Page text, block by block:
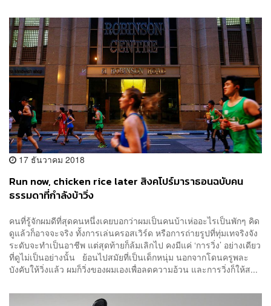
17 ธันวาคม 2018
Run now, chicken rice later สิงคโปร์มาราธอนฉบับคน
ธรรมดาที่กำลังบ้าวิ่ง
คนที่รู้จักผมดีที่สุดคนหนึ่งเคยบอกว่าผมเป็นคนบ้าเห่ออะไรเป็นพักๆ คิด
ดูแล้วก็อาจจะจริง ทั้งการเล่นครอสเวิร์ด หรือการถ่ายรูปที่ทุ่มเทจริงจัง
ระดับจะทำเป็นอาชีพ แต่สุดท้ายก็ล้มเลิกไป คงมีแค่ ‘การวิ่ง’ อย่างเดียว
ที่ดูไม่เป็นอย่างนั้น ย้อนไปสมัยที่เป็นเด็กหนุ่ม นอกจากโดนครูพละ
บังคับให้วิ่งแล้ว ผมก็วิ่งของผมเองเพื่อลดความอ้วน และการวิ่งก็ให้ส...